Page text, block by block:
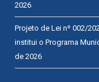
2026
Projeto de Lei nº 002/
institui o Programa
de 2026